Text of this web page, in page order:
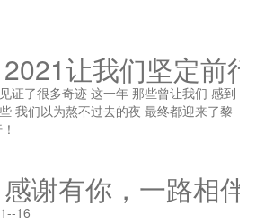
让我们坚定前
证了很多奇迹 这一年 那些曾让我们 感到
我们以为熬不过去的夜 最终都迎来了黎
谢有你，一路相伴
16